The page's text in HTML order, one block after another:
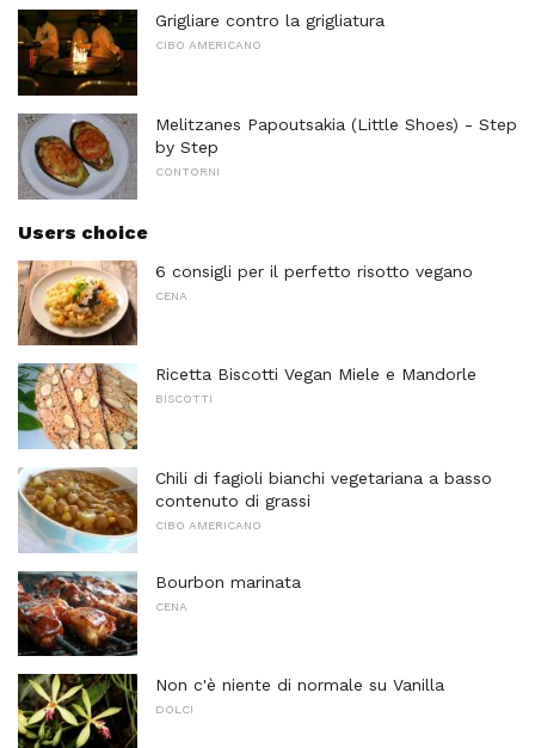
Grigliare contro la grigliatura
CIBO AMERICANO
Melitzanes Papoutsakia (Little Shoes) - Step
by Step
CONTORNI
Users choice
6 consigli per il perfetto risotto vegano
CENA
Ricetta Biscotti Vegan Miele e Mandorle
BISCOTTI
Chili di fagioli bianchi vegetariana a basso
contenuto di grassi
CIBO AMERICANO
Bourbon marinata
CENA
Non c'è niente di normale su Vanilla
DOLCI